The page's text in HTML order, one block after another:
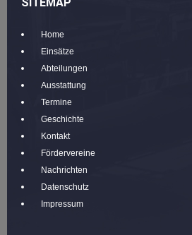
Home
Einsätze
Abteilungen
Ausstattung
Termine
Geschichte
Kontakt
Fördervereine
Nachrichten
Datenschutz
Impressum